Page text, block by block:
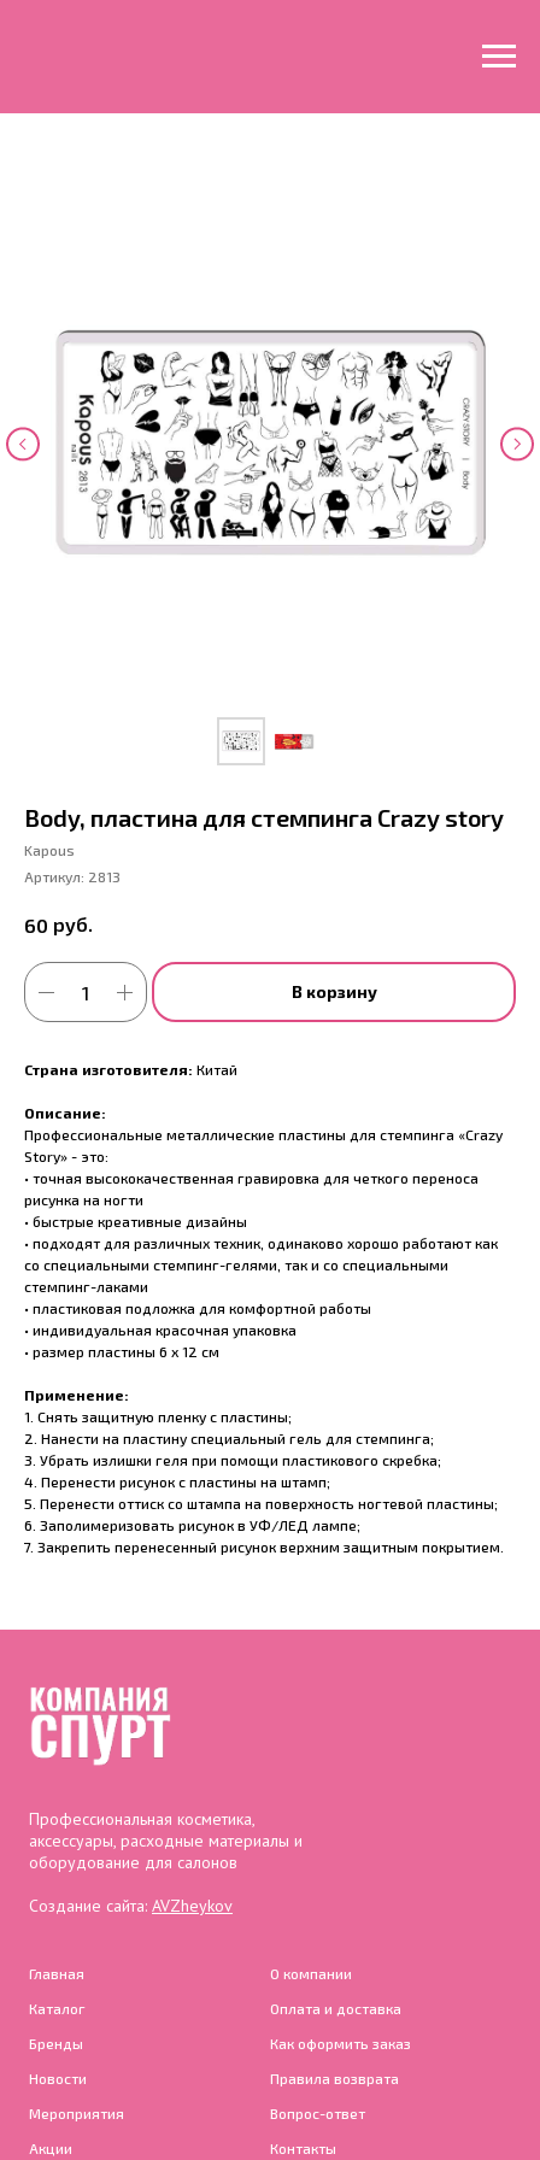
Body, пластина для стемпинга Crazy story
Kapous
Артикул: 2813
60 руб.
В корзину
Страна изготовителя: Китай
Описание:
Профессиональные металлические пластины для стемпинга «Crazy
Story» - это:
• точная высококачественная гравировка для четкого переноса
рисунка на ногти
• быстрые креативные дизайны
• подходят для различных техник, одинаково хорошо работают как
со специальными стемпинг-гелями, так и со специальными
стемпинг-лаками
• пластиковая подложка для комфортной работы
• индивидуальная красочная упаковка
• размер пластины 6 x 12 см
Применение:
1. Снять защитную пленку с пластины;
2. Нанести на пластину специальный гель для стемпинга;
3. Убрать излишки геля при помощи пластикового скребка;
4. Перенести рисунок с пластины на штамп;
5. Перенести оттиск со штампа на поверхность ногтевой пластины;
6. Заполимеризовать рисунок в УФ/ЛЕД лампе;
7. Закрепить перенесенный рисунок верхним защитным покрытием.
Профессиональная косметика,
аксессуары, расходные материалы и
оборудование для салонов
Создание сайта: AVZheykov
Главная
Каталог
Бренды
Новости
Мероприятия
Акции
О компании
Оплата и доставка
Как оформить заказ
Правила возврата
Вопрос-ответ
Контакты